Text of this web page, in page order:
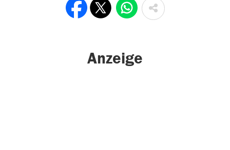
Anzeige